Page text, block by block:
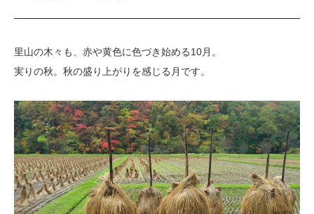
里山の木々も、赤や黄色に色づき始める10月。
実りの秋。秋の盛り上がりを感じる月です。